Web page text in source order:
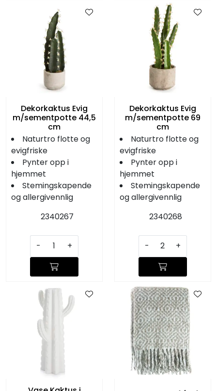
Dekorkaktus Evig
m/sementpotte 44,5
cm
Naturtro flotte og
evigfriske
Pynter opp i
hjemmet
Stemingskapende
og allergivennlig
2340267
- +
Dekorkaktus Evig
m/sementpotte 69
cm
Naturtro flotte og
evigfriske
Pynter opp i
hjemmet
Stemingskapende
og allergivennlig
2340268
- +